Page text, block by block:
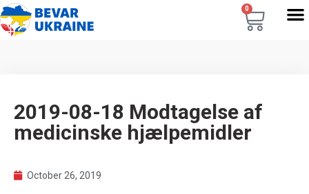
0
2019-08-18 Modtagelse af
medicinske hjælpemidler
October 26, 2019